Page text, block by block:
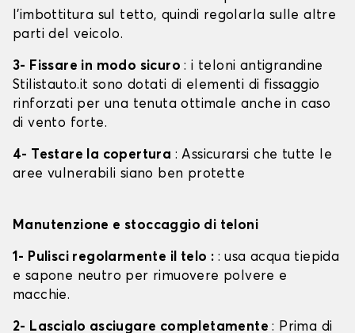
l'imbottitura sul tetto, quindi regolarla sulle altre
parti del veicolo.
3- Fissare in modo sicuro: i teloni antigrandine
Stilistauto.it sono dotati di elementi di fissaggio
rinforzati per una tenuta ottimale anche in caso
di vento forte.
4- Testare la copertura : Assicurarsi che tutte le
aree vulnerabili siano ben protette
Manutenzione e stoccaggio di teloni
1- Pulisci regolarmente il telo : : usa acqua tiepida
e sapone neutro per rimuovere polvere e
macchie.
2- Lascialo asciugare completamente: Prima di